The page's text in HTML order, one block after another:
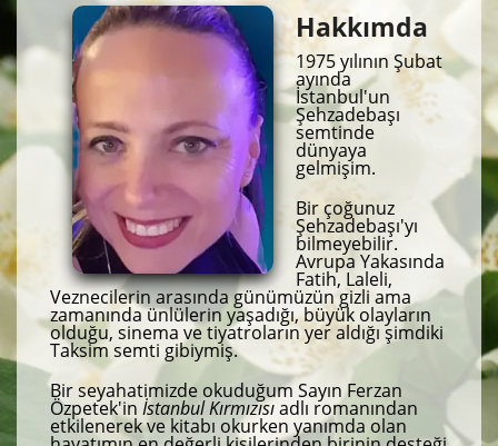
Hakkımda
1975 yılının Şubat
ayında
İstanbul'un
Şehzadebaşı
semtinde
dünyaya
gelmişim.
Bir çoğunuz
Şehzadebaşı'yı
bilmeyebilir.
Avrupa Yakasında
Fatih, Laleli,
Veznecilerin arasında günümüzün gizli ama
zamanında ünlülerin yaşadığı, büyük olayların
olduğu, sinema ve tiyatroların yer aldığı şimdiki
Taksim semti gibiymiş.
Bir seyahatimizde okuduğum Sayın Ferzan
Özpetek'in İstanbul Kırmızısıadlı romanından
etkilenerek ve kitabı okurken yanımda olan